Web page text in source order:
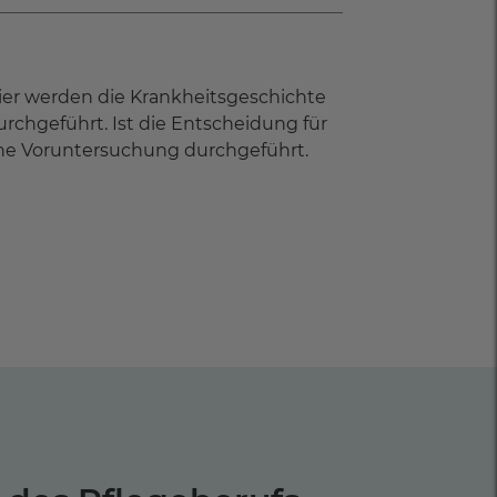
werden die Krankheitsgeschichte
Ist die Entscheidung für
Voruntersuchung durchgeführt.